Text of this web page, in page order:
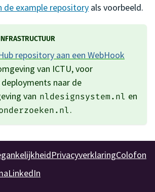
de example repository als voorbeeld.
repository aan een WebHook
van ICTU, voor
naar de
van nldesignsystem.nl en
.
PrivacyverklaringColofon
LinkedIn